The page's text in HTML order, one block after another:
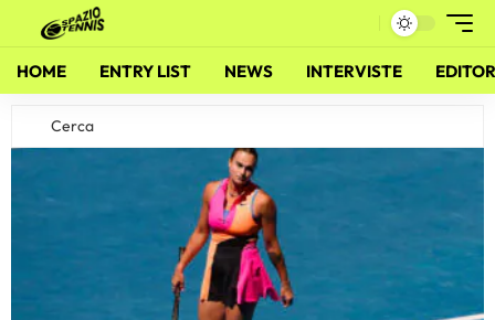
HOME ENTRY LIST NEWS INTERVISTE